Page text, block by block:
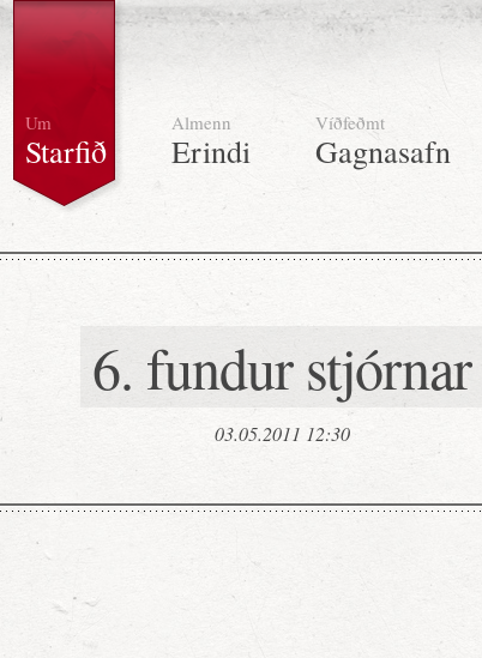
Um
Starfið
Almenn
Erindi
Víðfeðmt
Gagnasafn
6. fundur stjórnar
03.05.2011 12:30